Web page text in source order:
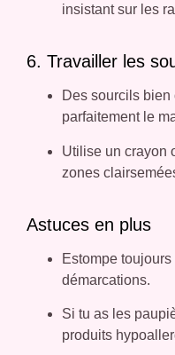
insistant sur les
6. Travailler les
Des sourcils
parfaitement le
Utilise un crayon
zones
Astuces en plus
Estompe
démarcations.
Si tu as les
produits